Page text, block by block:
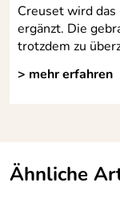
Creuset wird
ergänzt. Die
trotzdem zu
> mehr erfahren
Ähnliche